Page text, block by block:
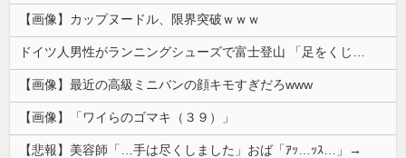
【画像】カップヌードル、限界突破ｗｗｗ
【画像】最近の高級ミニバンの顔キモすぎだろwww
【画像】「ワイらのゴマキ（３９）」
【悲報】美容師「…手は尽くしました」おば「ｱｯ…ｯｽ…」→